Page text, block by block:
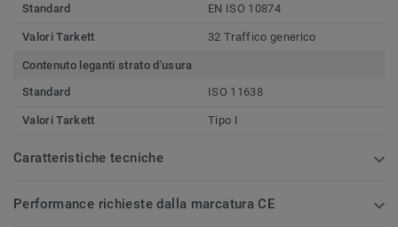
Standard
EN ISO 10874
Valori Tarkett 32 Traffico generico
Contenuto leganti strato d'usura
Standard
ISO 11638
Valori Tarkett Tipo I
Caratteristiche tecniche
Performance richieste dalla marcatura CE